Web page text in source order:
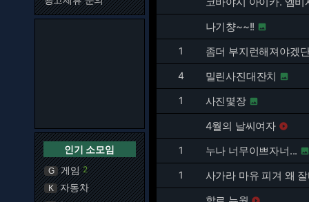
인기 소모임
G 게임 2
K 자동차
나기챵~~!! 
1 좀더 부지런해져야겠
4 밀린사진대잔치 
1 사진몇장 
4월의 날씨여자 
1 누나 너무이쁘자너... 
1 사가라 마유 피겨 왜